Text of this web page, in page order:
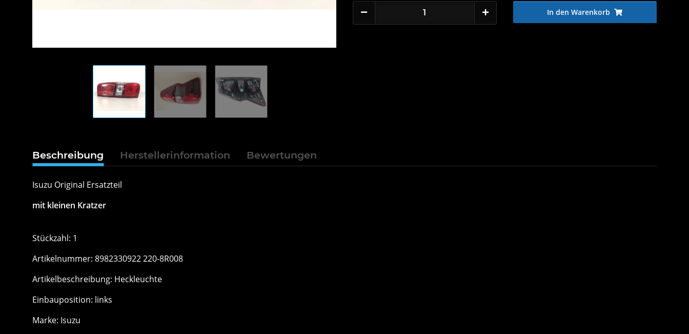
In den Warenkorb
Beschreibung Herstellerinformation Bewertungen
Isuzu Original Ersatzteil
mit kleinen Kratzer
Stückzahl: 1
Artikelnummer: 8982330922 220-8R008
Artikelbeschreibung: Heckleuchte
Einbauposition: links
Marke: Isuzu